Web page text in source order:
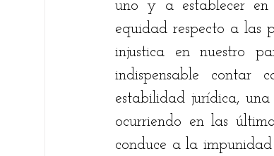
uno y a establecer en
equidad respecto a las
injustica en nuestro
indispensable
estabilidad jurídica,
ocurriendo en las
conduce a la